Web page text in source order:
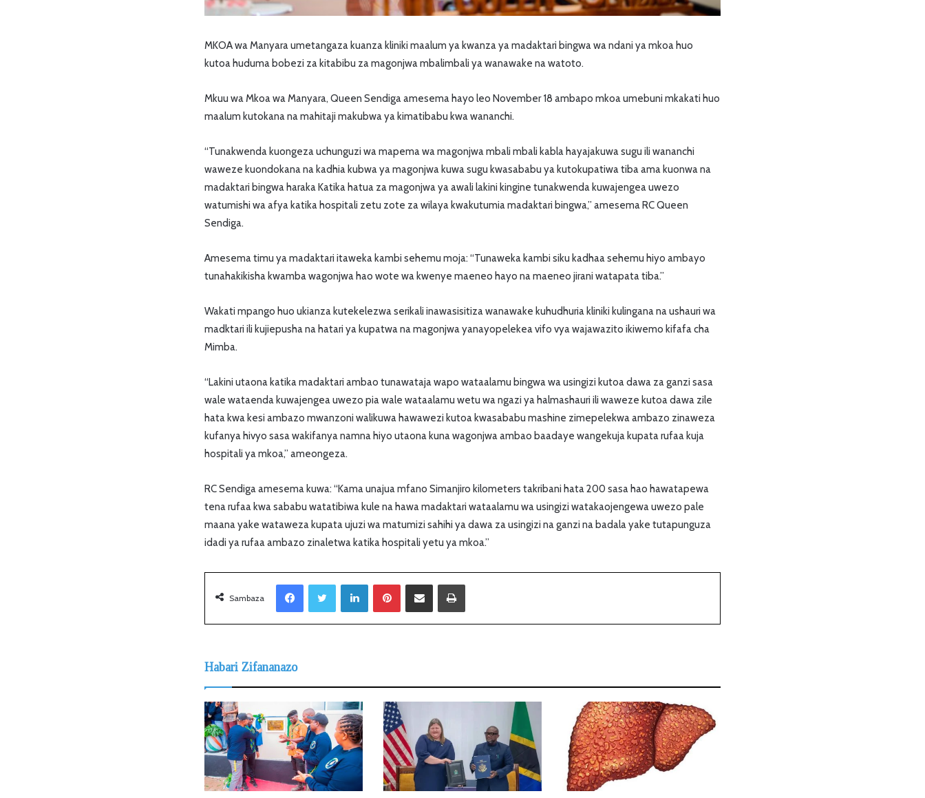
MKOA wa Manyara umetangaza kuanza kliniki maalum ya kwanza ya madaktari bingwa wa ndani ya mkoa huo
kutoa huduma bobezi za kitabibu za magonjwa mbalimbali ya wanawake na watoto.
Mkuu wa Mkoa wa Manyara, Queen Sendiga amesema hayo leo November 18 ambapo mkoa umebuni mkakati huo
maalum kutokana na mahitaji makubwa ya kimatibabu kwa wananchi.
“Tunakwenda kuongeza uchunguzi wa mapema wa magonjwa mbali mbali kabla hayajakuwa sugu ili wananchi
waweze kuondokana na kadhia kubwa ya magonjwa kuwa sugu kwasababu ya kutokupatiwa tiba ama kuonwa na
madaktari bingwa haraka Katika hatua za magonjwa ya awali lakini kingine tunakwenda kuwajengea uwezo
watumishi wa afya katika hospitali zetu zote za wilaya kwakutumia madaktari bingwa,” amesema RC Queen
Sendiga.
Amesema timu ya madaktari itaweka kambi sehemu moja: “Tunaweka kambi siku kadhaa sehemu hiyo ambayo
tunahakikisha kwamba wagonjwa hao wote wa kwenye maeneo hayo na maeneo jirani watapata tiba.”
Wakati mpango huo ukianza kutekelezwa serikali inawasisitiza wanawake kuhudhuria kliniki kulingana na ushauri wa
madktari ili kujiepusha na hatari ya kupatwa na magonjwa yanayopelekea vifo vya wajawazito ikiwemo kifafa cha
Mimba.
“Lakini utaona katika madaktari ambao tunawataja wapo wataalamu bingwa wa usingizi kutoa dawa za ganzi sasa
wale wataenda kuwajengea uwezo pia wale wataalamu wetu wa ngazi ya halmashauri ili waweze kutoa dawa zile
hata kwa kesi ambazo mwanzoni walikuwa hawawezi kutoa kwasababu mashine zimepelekwa ambazo zinaweza
kufanya hivyo sasa wakifanya namna hiyo utaona kuna wagonjwa ambao baadaye wangekuja kupata rufaa kuja
hospitali ya mkoa,” ameongeza.
RC Sendiga amesema kuwa: “Kama unajua mfano Simanjiro kilometers takribani hata 200 sasa hao hawatapewa
tena rufaa kwa sababu watatibiwa kule na hawa madaktari wataalamu wa usingizi watakaojengewa uwezo pale
maana yake wataweza kupata ujuzi wa matumizi sahihi ya dawa za usingizi na ganzi na badala yake tutapunguza
idadi ya rufaa ambazo zinaletwa katika hospitali yetu ya mkoa.”
Sambaza
LinkedIn Sambaza kupitia barua pepe
Habari Zifananazo